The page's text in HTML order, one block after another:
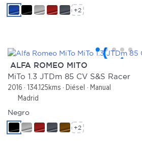
+2
ALFA ROMEO MITO
MiTo 1.3 JTDm 85 CV S&S Racer
2016 134.125kms Diésel
Manual
Madrid
Negro
+2